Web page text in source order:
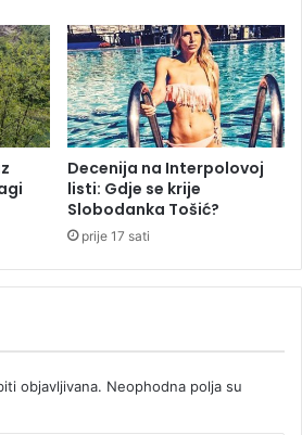
Decenija na Interpolovoj
listi: Gdje se krije
Slobodanka Tošić?
prije 17 sati
objavljivana. Neophodna polja su